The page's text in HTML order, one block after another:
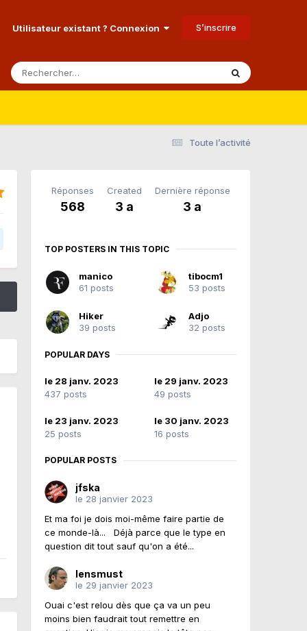
Utilisateur existant ? Connexion S’inscrire
Toute l’activité
Réponses
568
Created
3 a
Dernière réponse
3 a
TOP POSTERS IN THIS TOPIC
manico
61 posts
tibocm1
53 posts
Hiker
39 posts
Adjo
32 posts
POPULAR DAYS
le 28 janv. 2023
437 posts
le 29 janv. 2023
49 posts
le 23 janv. 2023
25 posts
le 30 janv. 2023
16 posts
POPULAR POSTS
jfska
le 28 janvier 2023
Et ma foi je dois moi-même faire partie de
ce monde-là... Déjà parce que le type en
question dit tout sauf qu'on a été...
lensmust
le 29 janvier 2023
Ouai c'est relou dès que ça va un peu
moins bien faudrait tout remettre en